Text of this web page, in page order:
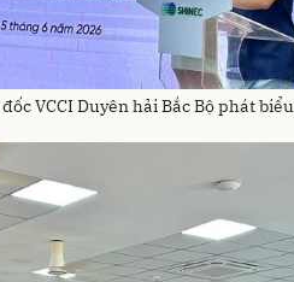
VCCI Duyên hải Bắc Bộ phát biểu